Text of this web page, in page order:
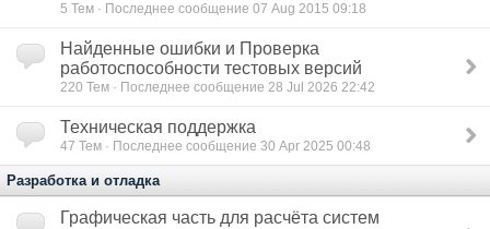
5 Тем · Последнее сообщение 07 Aug 2015 09:18
Найденные ошибки и Проверка
работоспособности тестовых версий
220 Тем · Последнее сообщение 28 Jul 2026 22:42
Техническая поддержка
47 Тем · Последнее сообщение 30 Apr 2025 00:48
Разработка и отладка
Графическая часть для расчёта систем